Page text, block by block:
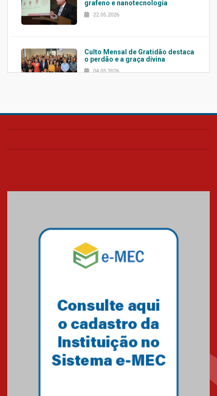
grafeno e nanotecnologia
22.05.2026
Culto Mensal de Gratidão destaca
o perdão e a graça divina
04.05.2026
Confira como foi o culto mensal
Mackenzie mobiliza campanha
solidária para apoiar famílias em
Minas Gerais
Primeiro culto do ano ressalta o
27.02.2026